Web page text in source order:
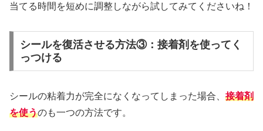
当てる時間を短めに調整しながら試してみてくださいね！
シールを復活させる方法③：接着剤を使ってく
っつける
シールの粘着力が完全になくなってしまった場合、 接着剤
を使うのも一つの方法です。